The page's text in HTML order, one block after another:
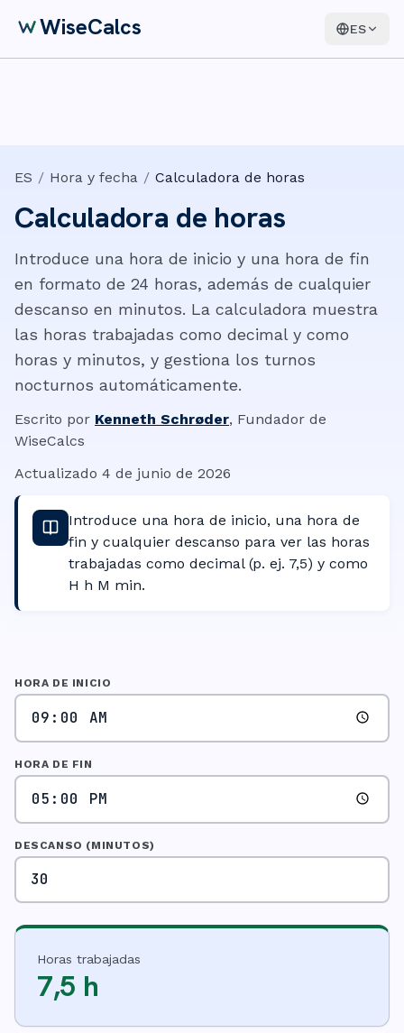
WiseCalcs ES
ES / Hora y fecha / Calculadora de horas
Calculadora de horas
Introduce una hora de inicio y una hora de fin
en formato de 24 horas, además de cualquier
descanso en minutos. La calculadora muestra
las horas trabajadas como decimal y como
horas y minutos, y gestiona los turnos
nocturnos automáticamente.
Escrito por Kenneth Schrøder, Fundador de
WiseCalcs
Actualizado 4 de junio de 2026
Introduce una hora de inicio, una hora de
fin y cualquier descanso para ver las horas
trabajadas como decimal (p. ej. 7,5) y como
H h M min.
HORA DE INICIO
HORA DE FIN
DESCANSO (MINUTOS)
Horas trabajadas
7,5 h